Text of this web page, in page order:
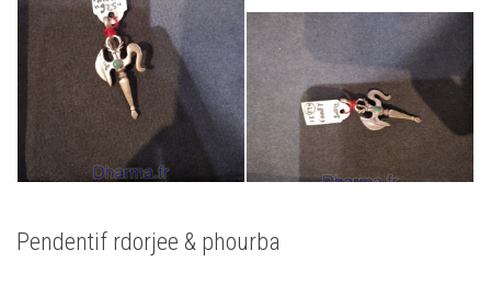
Pendentif rdorjee & phourba